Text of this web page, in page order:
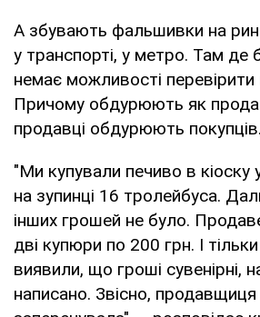
А збувають фальшивки на
у транспорті, у метро. Там де
немає можливості перевірити
Причому обдурюють як
продавці обдурюють покупців.
"Ми купували печиво в кіоску
на зупинці 16 тролейбуса.
інших грошей не було.
дві купюри по 200 грн. І
виявили, що гроші сувенірні,
написано. Звісно,